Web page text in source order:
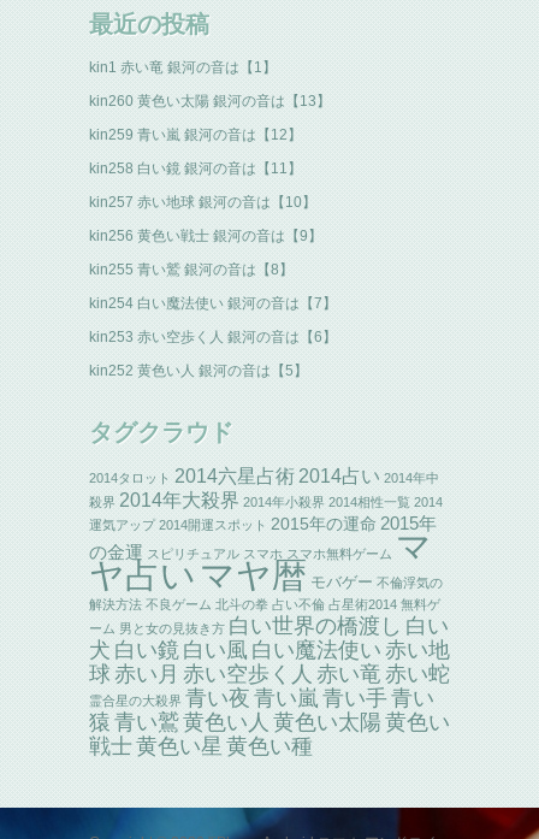
最近の投稿
kin1 赤い竜 銀河の音は【1】
kin260 黄色い太陽 銀河の音は【13】
kin259 青い嵐 銀河の音は【12】
kin258 白い鏡 銀河の音は【11】
kin257 赤い地球 銀河の音は【10】
kin256 黄色い戦士 銀河の音は【9】
kin255 青い鷲 銀河の音は【8】
kin254 白い魔法使い 銀河の音は【7】
kin253 赤い空歩く人 銀河の音は【6】
kin252 黄色い人 銀河の音は【5】
タグクラウド
2014タロット 2014六星占術 2014占い 2014年中
殺界 2014年大殺界 2014年小殺界 2014相性一覧 2014
運気アップ 2014開運スポット 2015年の運命2015年
の金運 スピリチュアル スマホ スマホ無料ゲーム マ
ヤ占い マヤ暦 モバゲー 不倫浮気の
解決方法 不良ゲーム 北斗の拳 占い不倫 占星術2014 無料ゲ
ーム 男と女の見抜き方 白い世界の橋渡し 白い
犬 白い鏡 白い風 白い魔法使い 赤い地
球 赤い月 赤い空歩く人 赤い竜 赤い蛇
霊合星の大殺界 青い夜 青い嵐青い手青い
猿 青い鷲黄色い人 黄色い太陽黄色い
戦士黄色い星 黄色い種